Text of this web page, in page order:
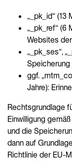
„_pk_id“
„_pk_ref“ (6
Websites
„_pk_ses“,
ggf.
Jahre):
Rechtsgrundlage
Einwilligung
und die
dann auf
Richtlinie der EU-